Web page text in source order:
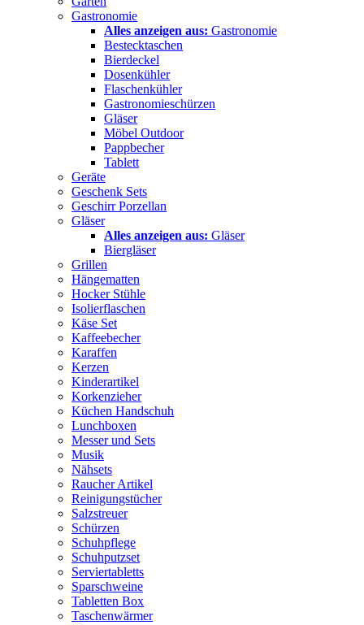
Gastronomie
Alles anzeigen aus: Gastronomie
Bestecktaschen
Bierdeckel
Dosenkühler
Flaschenkühler
Gastronomieschürzen
Gläser
Möbel Outdoor
Pappbecher
Tablett
Geräte
Geschenk Sets
Geschirr Porzellan
Gläser
Alles anzeigen aus: Gläser
Biergläser
Grillen
Hängematten
Hocker Stühle
Isolierflaschen
Käse Set
Kaffeebecher
Karaffen
Kerzen
Kinderartikel
Korkenzieher
Küchen Handschuh
Lunchboxen
Messer und Sets
Musik
Nähsets
Raucher Artikel
Reinigungstücher
Salzstreuer
Schürzen
Schuhpflege
Schuhputzset
Serviertabletts
Sparschweine
Tabletten Box
Taschenwärmer